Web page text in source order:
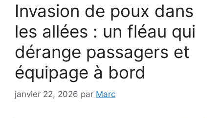
Invasion de poux dans
les allées : un fléau qui
dérange passagers et
équipage à bord
janvier 22, 2026 par Marc